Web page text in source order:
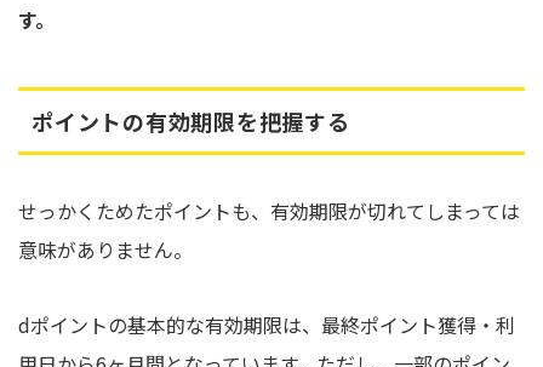
す。
ポイントの有効期限を把握する
せっかくためたポイントも、有効期限が切れてしまっては
意味がありません。
dポイントの基本的な有効期限は、最終ポイント獲得・利